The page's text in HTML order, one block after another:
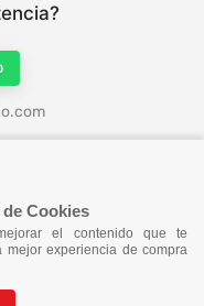
Cookies
el contenido que te
mejor experiencia de compra
ofertas!